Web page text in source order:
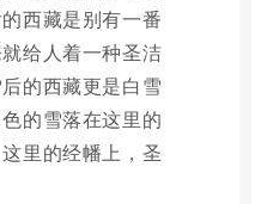
西藏是别有一番
给人着一种圣洁
的西藏更是白雪
的雪落在这里的
里的经幡上，圣